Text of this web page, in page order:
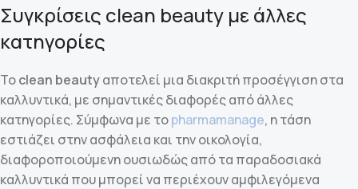
Συγκρίσεις clean beauty με άλλες
κατηγορίες
Τοclean beautyαποτελεί μια διακριτή προσέγγιση στα
καλλυντικά, με σημαντικές διαφορές από άλλες
κατηγορίες. Σύμφωνα με τοpharmamanage, η τάση
εστιάζει στην ασφάλεια και την οικολογία,
διαφοροποιούμενη ουσιωδώς από τα παραδοσιακά
καλλυντικά που μπορεί να περιέχουν αμφιλεγόμενα